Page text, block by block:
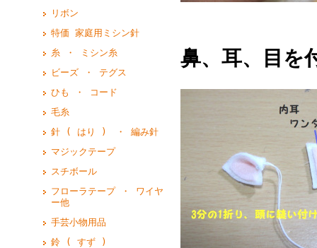
リボン
特価 家庭用ミシン針
糸 ・ ミシン糸
ビーズ ・ テグス
ひも ・ コード
毛糸
針 ( はり ) ・ 編み針
マジックテープ
スチボール
フローラテープ ・ ワイヤ
ー他
手芸小物用品
鈴 ( すず )
鼻、耳、目を